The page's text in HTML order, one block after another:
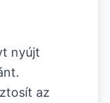
nyújt
az